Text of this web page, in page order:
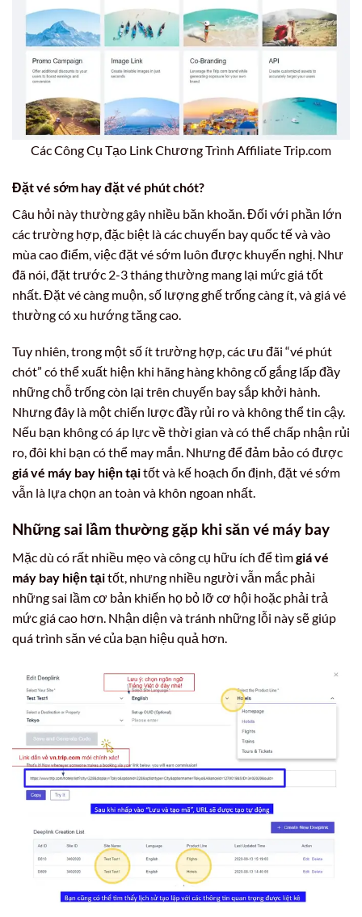
Các Công Cụ Tạo Link Chương Trình Affiliate Trip.com
Đặt vé sớm hay đặt vé phút chót?
Câu hỏi này thường gây nhiều băn khoăn. Đối với phần lớn
các trường hợp, đặc biệt là các chuyến bay quốc tế và vào
mùa cao điểm, việc đặt vé sớm luôn được khuyến nghị. Như
đã nói, đặt trước 2-3 tháng thường mang lại mức giá tốt
nhất. Đặt vé càng muộn, số lượng ghế trống càng ít, và giá vé
thường có xu hướng tăng cao.
Tuy nhiên, trong một số ít trường hợp, các ưu đãi “vé phút
chót” có thể xuất hiện khi hãng hàng không cố gắng lấp đầy
những chỗ trống còn lại trên chuyến bay sắp khởi hành.
Nhưng đây là một chiến lược đầy rủi ro và không thể tin cậy.
Nếu bạn không có áp lực về thời gian và có thể chấp nhận rủi
ro, đôi khi bạn có thể may mắn. Nhưng để đảm bảo có được
giá vé máy bay hiện tạitốt và kế hoạch ổn định, đặt vé sớm
vẫn là lựa chọn an toàn và khôn ngoan nhất.
Những sai lầm thường gặp khi săn vé máy bay
Mặc dù có rất nhiều mẹo và công cụ hữu ích để tìmgiá vé
máy bay hiện tạitốt, nhưng nhiều người vẫn mắc phải
những sai lầm cơ bản khiến họ bỏ lỡ cơ hội hoặc phải trả
mức giá cao hơn. Nhận diện và tránh những lỗi này sẽ giúp
quá trình săn vé của bạn hiệu quả hơn.